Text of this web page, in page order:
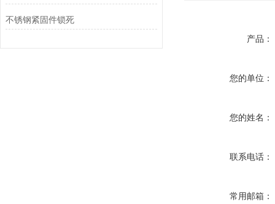
不锈钢紧固件锁死
产品：
您的单位：
您的姓名：
联系电话：
常用邮箱：